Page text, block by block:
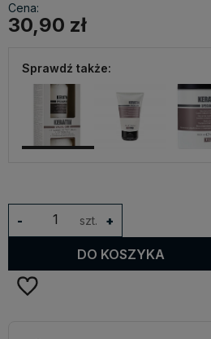
Cena:
30,90 zł
Sprawdź także:
szt. +
-
DO KOSZYKA